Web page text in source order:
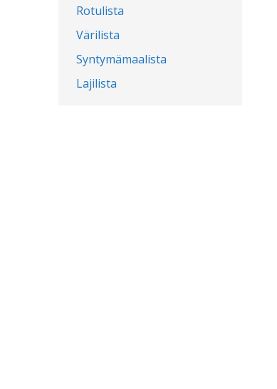
Rotulista
Värilista
Syntymämaalista
Lajilista